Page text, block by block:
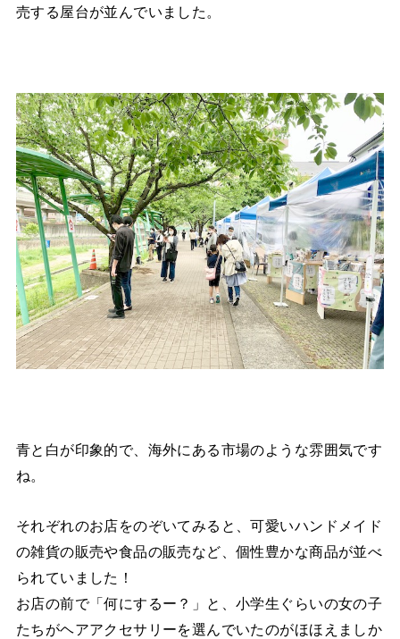
売する屋台が並んでいました。
青と白が印象的で、海外にある市場のような雰囲気です
ね。
それぞれのお店をのぞいてみると、可愛いハンドメイド
の雑貨の販売や食品の販売など、個性豊かな商品が並べ
られていました！
お店の前で「何にするー？」と、小学生ぐらいの女の子
たちがヘアアクセサリーを選んでいたのがほほえましか